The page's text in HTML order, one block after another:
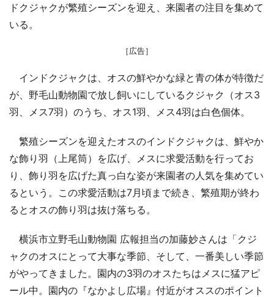
ドクジャクが繁殖シーズンを迎え、来園者の注目を集めて
いる。
［広告］
インドクジャクは、オスの鮮やかな緑と青の体が特徴だ
が、野毛山動物園で放し飼いにしているクジャク（オス3
羽、メス7羽）のうち、オス1羽、メス4羽は白色個体。
繁殖シーズンを迎えたオスのインドクジャクは、鮮やか
な飾り羽（上尾筒）を広げ、メスに求愛活動を行ってお
り、飾り羽を広げた真っ白な姿が来園者の人気を集めてい
るという。この求愛活動は7月頃まで続き、繁殖期が終わ
るとオスの飾り羽は抜け落ちる。
横浜市立野毛山動物園 広報担当の加藤妙さんは「クジ
ャクのオスにとって大事な季節、そして、一番美しい季節
がやってきました。園内の3羽のオスたちはメスに猛アピ
ール中。園内の『なかよし広場』付近がオススのポイント